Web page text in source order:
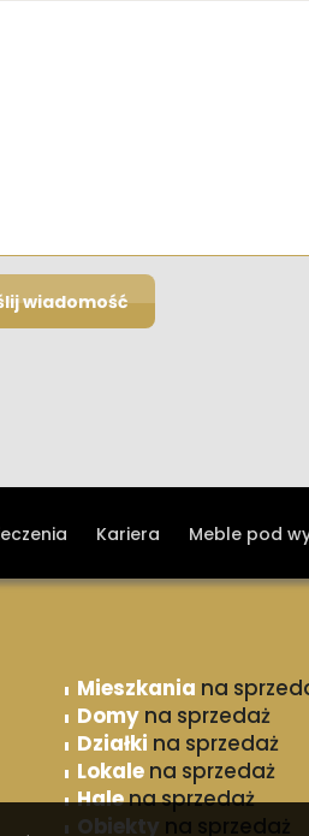
Kariera Meble pod
Mieszkania na
Domy na sprzedaż
Działki na sprzedaż
Lokale na sprzedaż
Halena sprzedaż
Obiekty na sprzedaż